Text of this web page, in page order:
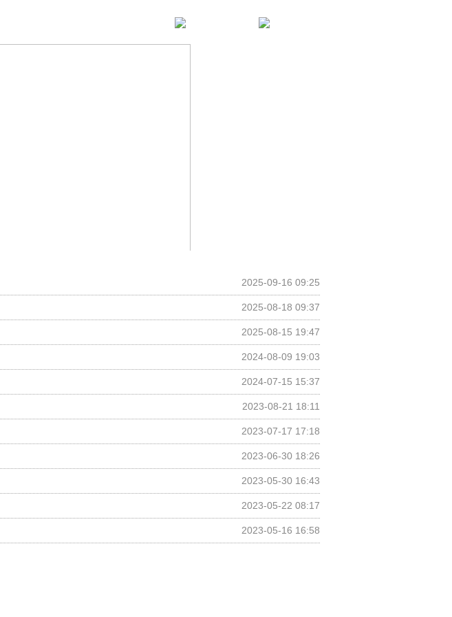
2025-09-16 09:25
2025-08-18 09:37
2025-08-15 19:47
2024-08-09 19:03
2024-07-15 15:37
2023-08-21 18:11
2023-07-17 17:18
2023-06-30 18:26
2023-05-30 16:43
2023-05-22 08:17
2023-05-16 16:58